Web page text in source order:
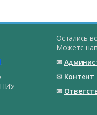
.
Остались
Можете
✉
✉
✉